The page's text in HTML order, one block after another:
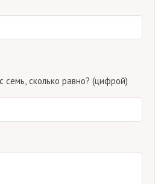
сколько равно? (цифрой)